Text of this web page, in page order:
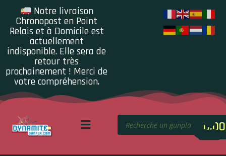
Notre livraison
Chronopost en Point
Relais et à Domicile est
actuellement
indisponible. Elle sera de
retour très
prochainement ! Merci de
votre compréhension.
0.00